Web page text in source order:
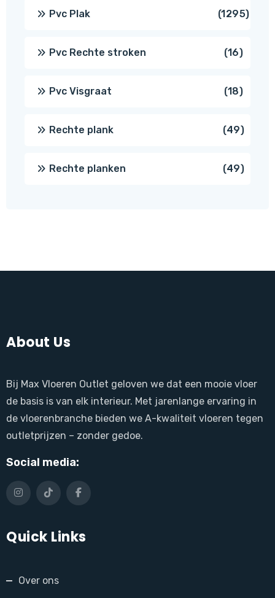
Pvc Plak 12951295
Pvc Rechte stroken 1616
Pvc Visgraat 1818
Rechte plank 4949
Rechte planken 4949
About Us
Bij Max Vloeren Outlet geloven we dat een mooie vloer
de basis is van elk interieur. Met jarenlange ervaring in
de vloerenbranche bieden we A-kwaliteit vloeren tegen
outletprijzen – zonder gedoe.
Social media:
Quick Links
Over ons